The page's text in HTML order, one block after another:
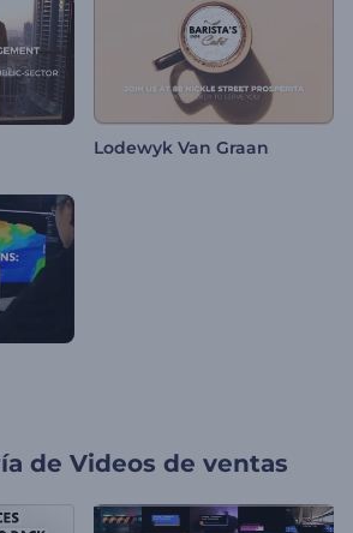
Lodewyk Van Graan
de Videos de ventas